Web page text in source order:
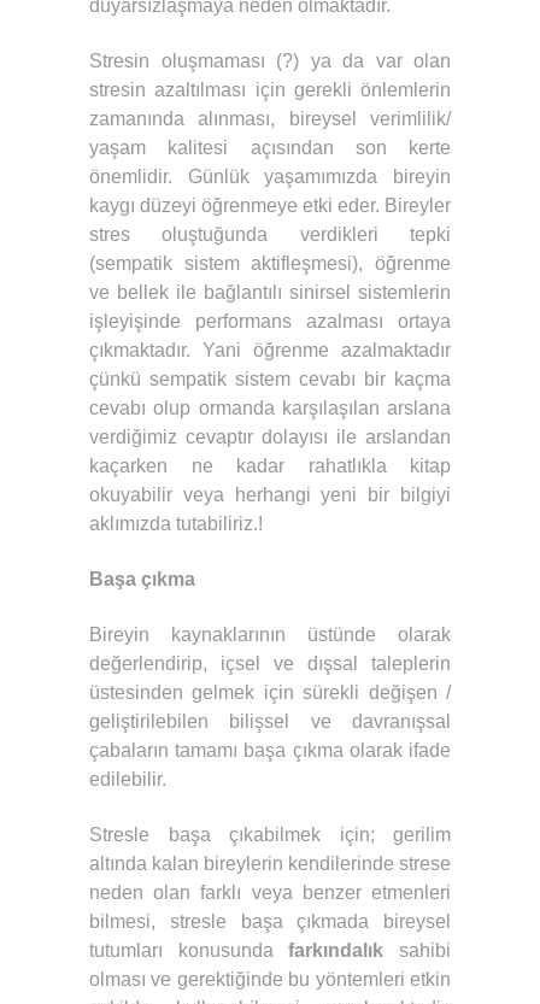
duyarsızlaşmaya neden olmaktadır.
Stresin oluşmaması (?) ya da var olan
stresin azaltılması için gerekli önlemlerin
zamanında alınması, bireysel verimlilik/
yaşam kalitesi açısından son kerte
önemlidir. Günlük yaşamımızda bireyin
kaygı düzeyi öğrenmeye etki eder. Bireyler
stres oluştuğunda verdikleri tepki
(sempatik sistem aktifleşmesi), öğrenme
ve bellek ile bağlantılı sinirsel sistemlerin
işleyişinde performans azalması ortaya
çıkmaktadır. Yani öğrenme azalmaktadır
çünkü sempatik sistem cevabı bir kaçma
cevabı olup ormanda karşılaşılan arslana
verdiğimiz cevaptır dolayısı ile arslandan
kaçarken ne kadar rahatlıkla kitap
okuyabilir veya herhangi yeni bir bilgiyi
aklımızda tutabiliriz.!
Başa çıkma
Bireyin kaynaklarının üstünde olarak
değerlendirip, içsel ve dışsal taleplerin
üstesinden gelmek için sürekli değişen /
geliştirilebilen bilişsel ve davranışsal
çabaların tamamı başa çıkma olarak ifade
edilebilir.
Stresle başa çıkabilmek için; gerilim
altında kalan bireylerin kendilerinde strese
neden olan farklı veya benzer etmenleri
bilmesi, stresle başa çıkmada bireysel
tutumları konusundafarkındalıksahibi
olması ve gerektiğinde bu yöntemleri etkin